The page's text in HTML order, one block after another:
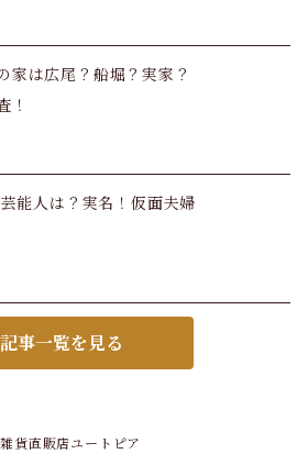
家は広尾？船堀？実家？
！
能人は？実名！仮面夫婦
記事一覧を見る
貨直販店ユートピア